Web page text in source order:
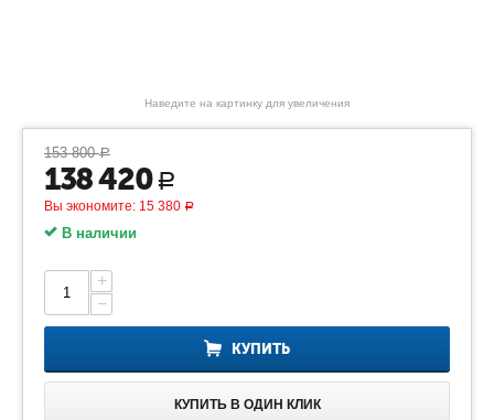
Наведите на картинку для увеличения
153 800 Р
138 420 Р
Вы экономите: 15 380 Р
В наличии
+
−
КУПИТЬ
КУПИТЬ В ОДИН КЛИК